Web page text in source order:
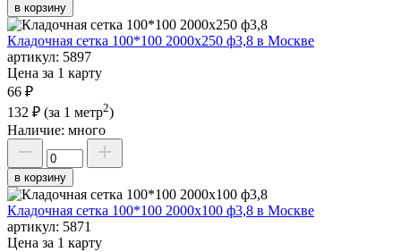
в корзину
Кладочная сетка 100*100 2000х250 ф3,8 в Москве
артикул: 5897
Цена за 1 карту
66 ₽
132 ₽ (за 1 метр2)
Наличие: много
в корзину
Кладочная сетка 100*100 2000х100 ф3,8 в Москве
артикул: 5871
Цена за 1 карту